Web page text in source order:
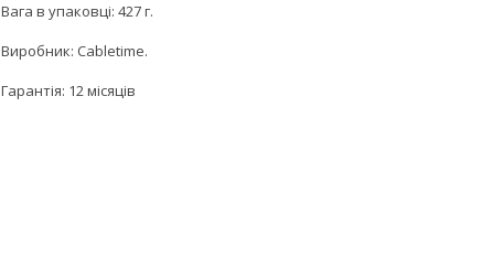
Вага в упаковці: 427 г.
Виробник: Cabletime.
Гарантія: 12 місяців